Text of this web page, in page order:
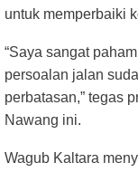
untuk memperbaiki
“Saya sangat
persoalan jalan
perbatasan,” tegas
Nawang ini.
Wagub Kaltara